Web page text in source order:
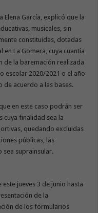
Elena García, explicó que la
musicales, sin
constituidas, dotadas
La Gomera, cuya cuantía
de la baremación realizada
escolar 2020/2021 o el año
de acuerdo a las bases.
en este caso podrán ser
cuya finalidad sea la
quedando excluidas
públicas, las
sea suprainsular.
jueves 3 de junio hasta
de la
de los formularios